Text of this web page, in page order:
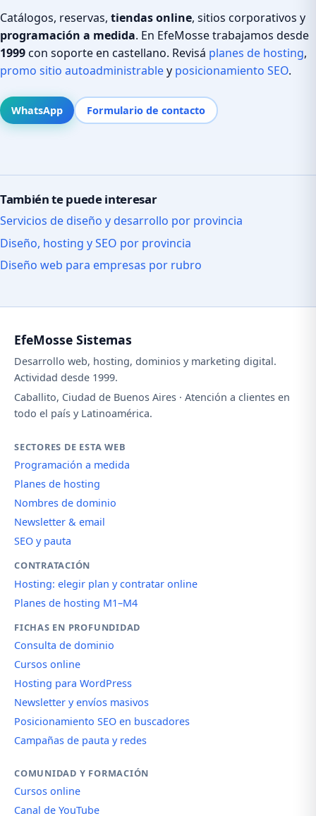
Catálogos, reservas, tiendas online, sitios corporativos y
programación a medida. En EfeMosse trabajamos desde
1999con soporte en castellano. Revisá planes de hosting,
promo sitio autoadministrabley posicionamiento SEO.
WhatsApp Formulario de contacto
También te puede interesar
Servicios de diseño y desarrollo por provincia
Diseño, hosting y SEO por provincia
Diseño web para empresas por rubro
EfeMosse Sistemas
Desarrollo web, hosting, dominios y marketing digital.
Actividad desde 1999.
Caballito, Ciudad de Buenos Aires · Atención a clientes en
todo el país y Latinoamérica.
SECTORES DE ESTA WEB
Programación a medida
Planes de hosting
Nombres de dominio
Newsletter & email
SEO y pauta
CONTRATACIÓN
Hosting: elegir plan y contratar online
Planes de hosting M1–M4
FICHAS EN PROFUNDIDAD
Consulta de dominio
Cursos online
Hosting para WordPress
Newsletter y envíos masivos
Posicionamiento SEO en buscadores
Campañas de pauta y redes
COMUNIDAD Y FORMACIÓN
Cursos online
Canal de YouTube